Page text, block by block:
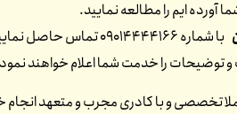
آورده ایم را مطالعه نمایید.
با شماره 09014444166 تماس حاصل نمایید.
و توضیحات را خدمت شما اعلام خواهند
تخصصی و با کادری مجرب و متعهد